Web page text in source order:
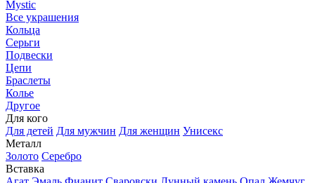
Mystic
Все украшения
Кольца
Серьги
Подвески
Цепи
Браслеты
Колье
Другое
Для кого
Для детей Для мужчин Для женщин Унисекс
Металл
Золото Серебро
Вставка